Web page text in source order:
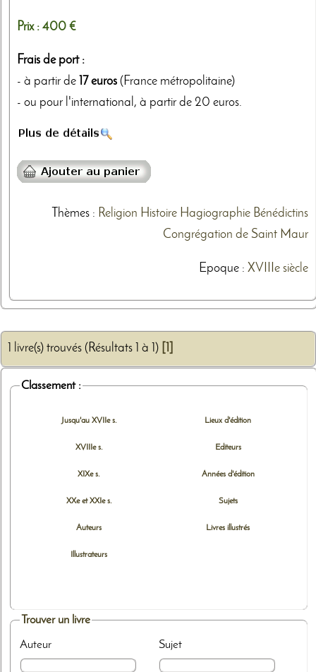
Prix : 400 €
Frais de port :
- à partir de 17 euros (France métropolitaine)
- ou pour l'international, à partir de 20 euros.
Thèmes: Religion Histoire Hagiographie Bénédictins
Congrégation de Saint Maur
Epoque : XVIIIe siècle
1 livre(s) trouvés (Résultats 1 à 1)
Classement :
Jusqu'au XVIIe s.
XVIIIe s.
XIXe s.
XXe et XXIe s.
Auteurs
Illustrateurs
Lieux d'édition
Editeurs
Années d'édition
Sujets
Livres illustrés
Trouver un livre
Auteur Sujet